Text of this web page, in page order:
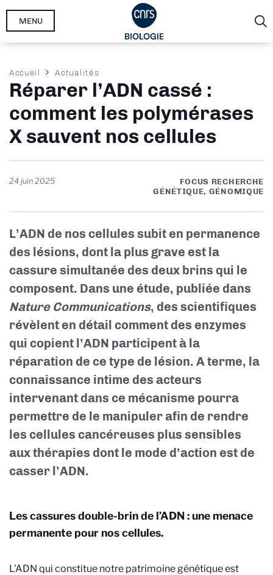
Aller
MENU
Fil
d'Ariane
Accueil Actualités
Réparer l’ADN cassé :
comment les polymérases
X sauvent nos cellules
24 juin 2025
FOCUS RECHERCHE
GÉNÉTIQUE, GÉNOMIQUE
L’ADN de nos cellules subit en permanence
des lésions, dont la plus grave est la
cassure simultanée des deux brins qui le
composent. Dans une étude, publiée dans
Nature Communications, des scientifiques
révèlent en détail comment des enzymes
qui copient l’ADN participent à la
réparation de ce type de lésion. A terme, la
connaissance intime des acteurs
intervenant dans ce mécanisme pourra
permettre de le manipuler afin de rendre
les cellules cancéreuses plus sensibles
aux thérapies dont le mode d’action est de
casser l’ADN.
Les cassures double-brin de l’ADN : une menace
permanente pour nos cellules.
L’ADN qui constitue notre patrimoine génétique est